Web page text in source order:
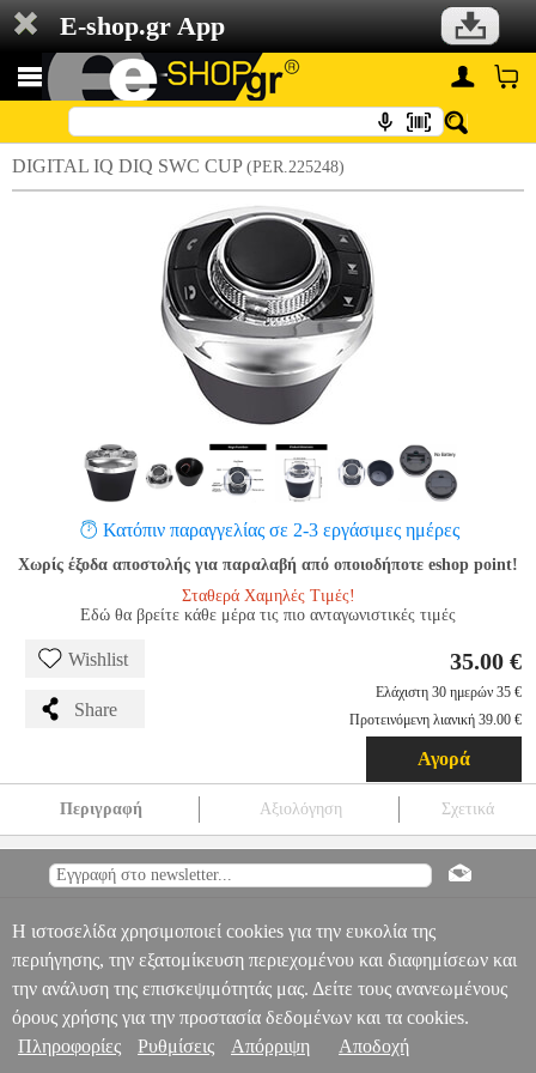
E-shop.gr App
DIGITAL IQ DIQ SWC CUP (PER.225248)
Κατόπιν παραγγελίας σε 2-3 εργάσιμες ημέρες
Χωρίς έξοδα αποστολής για παραλαβή από οποιοδήποτε eshop point!
Σταθερά Χαμηλές Τιμές!
Εδώ θα βρείτε κάθε μέρα τις πιο ανταγωνιστικές τιμές
Wishlist
Share
35.00 €
Ελάχιστη 30 ημερών 35 €
Προτεινόμενη λιανική 39.00 €
Αγορά
Περιγραφή Αξιολόγηση Σχετικά
DIGITAL IQ ΗΧΟΣΥΣΤΗΜΑΤΑ ΑΥΤΟΚΙΝΗΤΟΥ
DIGITAL
35.00
Η ιστοσελίδα χρησιμοποιεί cookies για την ευκολία της
περιήγησης, την εξατομίκευση περιεχομένου και διαφημίσεων και
την ανάλυση της επισκεψιμότητάς μας. Δείτε τους ανανεωμένους
όρους χρήσης για την προστασία δεδομένων και τα cookies.
Πληροφορίες
Ρυθμίσεις Απόρριψη Αποδοχή